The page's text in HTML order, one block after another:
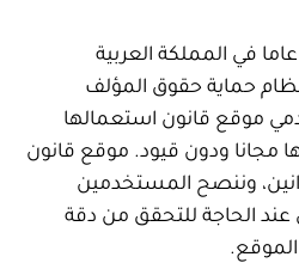
في المملكة العربية
حماية حقوق المؤلف
موقع قانون استعمالها
مجانا ودون قيود. موقع قانون
وننصح المستخدمين
عند الحاجة للتحقق من دقة